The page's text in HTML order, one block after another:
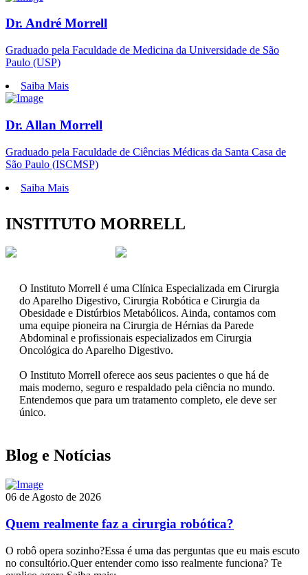
Dr. André Morrell
Graduado pela Faculdade de Medicina da Universidade de São
Paulo (USP)
Saiba Mais
Dr. Allan Morrell
Graduado pela Faculdade de Ciências Médicas da Santa Casa de
São Paulo (ISCMSP)
Saiba Mais
INSTITUTO MORRELL
O Instituto Morrell é uma Clínica Especializada em Cirurgia
do Aparelho Digestivo, Cirurgia Robótica e Cirurgia da
Obesidade e Distúrbios Metabólicos. Ainda, contamos com
uma equipe pioneira na Cirurgia de Hérnias da Parede
Abdominal e profissionais especializados em Cirurgia
Oncológica do Aparelho Digestivo.
O Instituto Morrell oferece aos seus pacientes o que há de
mais moderno, seguro e respaldado pela ciência no mundo.
Entendemos que para um tratamento completo, ele deve ser
único.
Blog e Notícias
06 de Agosto de 2026
Quem realmente faz a cirurgia robótica?
O robô opera sozinho?Essa é uma das perguntas que eu mais escuto
no consultório.Quer entender como isso realmente funciona? Te